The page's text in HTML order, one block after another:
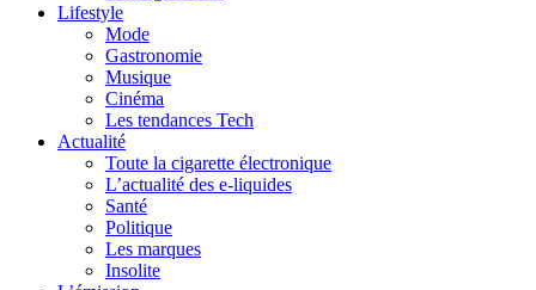
Lifestyle
Mode
Gastronomie
Musique
Cinéma
Les tendances Tech
Actualité
Toute la cigarette électronique
L’actualité des e-liquides
Santé
Politique
Les marques
Insolite